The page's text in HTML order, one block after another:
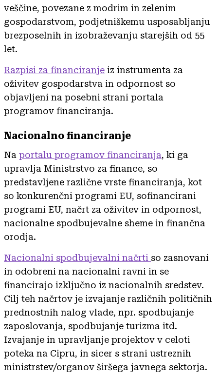
veščine, povezane z modrim in zelenim
gospodarstvom, podjetniškemu usposabljanju
brezposelnih in izobraževanju starejših od 55
let.
Razpisi za financiranje iz instrumenta za
oživitev gospodarstva in odpornost so
objavljeni na posebni strani portala
programov financiranja.
Nacionalno financiranje
Na portalu programov financiranja, ki ga
upravlja Ministrstvo za finance, so
predstavljene različne vrste financiranja, kot
so konkurenčni programi EU, sofinancirani
programi EU, načrt za oživitev in odpornost,
nacionalne spodbujevalne sheme in finančna
orodja.
Nacionalni spodbujevalni načrti so zasnovani
in odobreni na nacionalni ravni in se
financirajo izključno iz nacionalnih sredstev.
Cilj teh načrtov je izvajanje različnih političnih
prednostnih nalog vlade, npr. spodbujanje
zaposlovanja, spodbujanje turizma itd.
Izvajanje in upravljanje projektov v celoti
poteka na Cipru, in sicer s strani ustreznih
ministrstev/organov širšega javnega sektorja.